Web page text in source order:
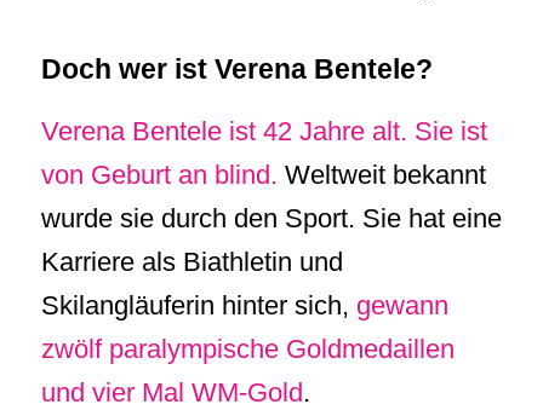
Doch wer ist Verena Bentele?
Verena Bentele ist 42 Jahre alt. Sie ist
von Geburt an blind. Weltweit bekannt
wurde sie durch den Sport. Sie hat eine
Karriere als Biathletin und
Skilangläuferin hinter sich, gewann
zwölf paralympische Goldmedaillen
und vier Mal WM-Gold .